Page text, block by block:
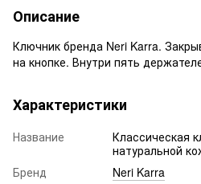
Описание
Ключник бренда Neri Karra.
на кнопке. Внутри пять
Характеристики
Название
Классическая
натуральной
Бренд
Neri Karra